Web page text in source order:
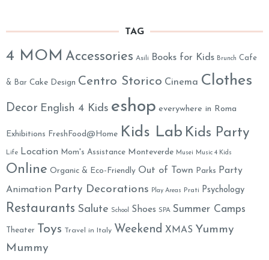
TAG
4 MOM Accessories Asili Books for Kids Brunch Cafe
& Bar Cake Design Centro Storico Cinema Clothes
Decor English 4 Kids eshop everywhere in Roma
Exhibitions FreshFood@Home Kids Lab Kids Party
Life Location Mom's Assistance Monteverde Musei Music 4 Kids
Online Organic & Eco-Friendly Out of Town Parks
Party
Animation Party Decorations Play Areas Prati Psychology
Restaurants Salute School Shoes SPA Summer Camps
Theater Toys Travel in Italy Weekend XMAS Yummy
Mummy